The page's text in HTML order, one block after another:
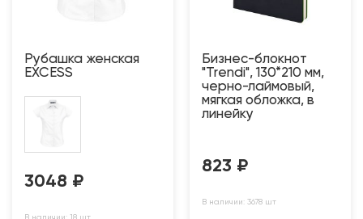
Рубашка женская
EXCESS
3048 ₽
Бизнес-блокнот
"Trendi", 130*210 мм,
черно-лаймовый,
мягкая обложка, в
линейку
823 ₽
В наличии: 3678 шт